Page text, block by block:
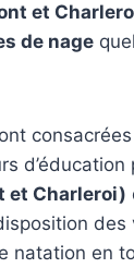
et
de nage
et Charleroi)
en